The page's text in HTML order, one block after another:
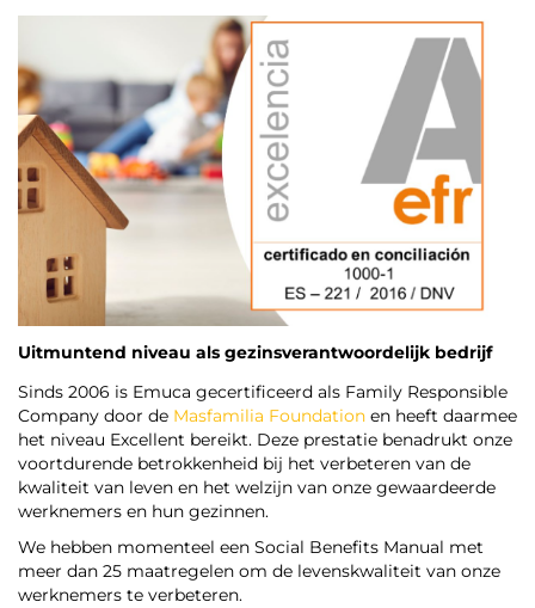
Uitmuntend niveau als gezinsverantwoordelijk bedrijf
Sinds 2006 is Emuca gecertificeerd als Family Responsible
Company door de Masfamilia Foundation en heeft daarmee
het niveau Excellent bereikt. Deze prestatie benadrukt onze
voortdurende betrokkenheid bij het verbeteren van de
kwaliteit van leven en het welzijn van onze gewaardeerde
werknemers en hun gezinnen.
We hebben momenteel een Social Benefits Manual met
meer dan 25 maatregelen om de levenskwaliteit van onze
werknemers te verbeteren.